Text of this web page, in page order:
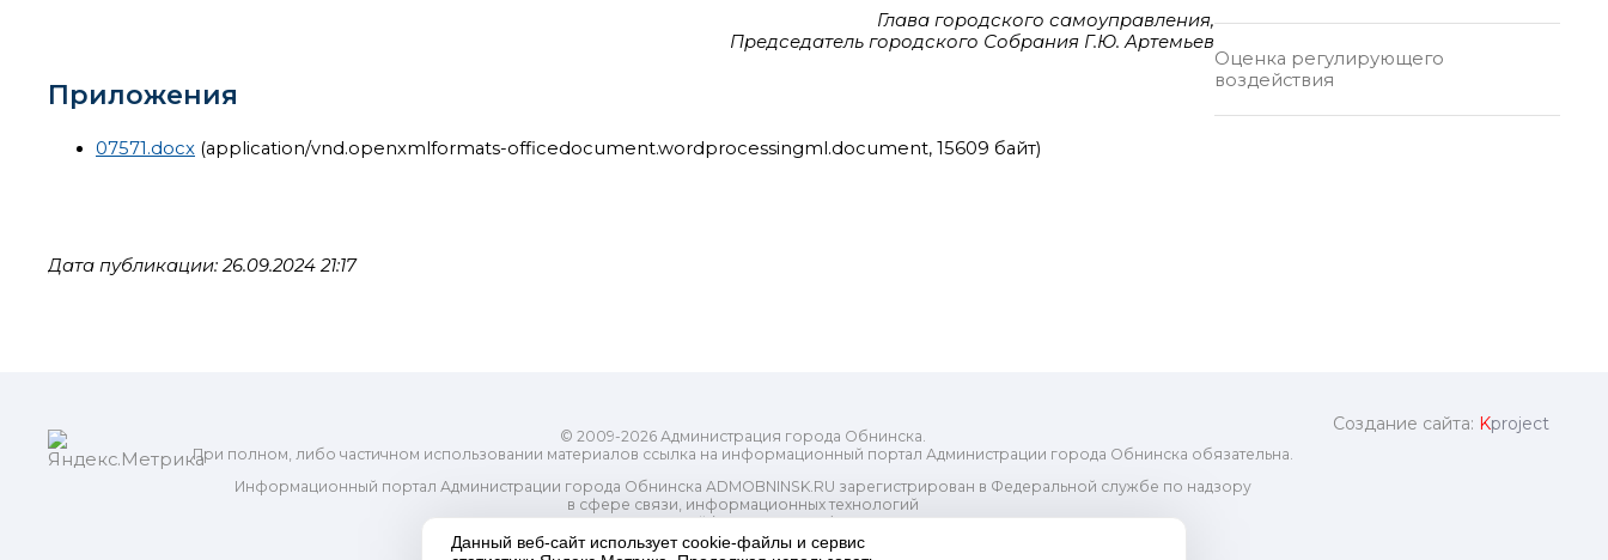
Глава городского самоуправления,
Председатель городского Собрания Г.Ю. Артемьев
Приложения
07571.docx (application/vnd.openxmlformats-officedocument.wordprocessingml.document, 15609 байт)
Дата публикации: 26.09.2024 21:17
Оценка регулирующего
воздействия
© 2009-2026 Администрация города Обнинска.
При полном, либо частичном использовании материалов ссылка на информационный портал Администрации города Обнинска обязательна.
Информационный портал Администрации города Обнинска ADMOBNINSK.RU зарегистрирован в Федеральной службе по надзору
в сфере связи, информационных технологий
и массовых коммуникаций (Роскомнадзор) 24 июля 2018 года.
Свидетельство о регистрации Эл № ФС77-73321
Создание сайта: Kproject
Данный веб-сайт использует cookie-файлы и сервис